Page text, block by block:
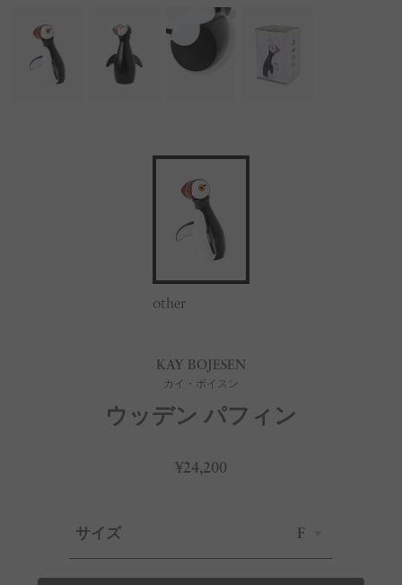
other
KAY BOJESEN
カイ・ボイスン
ウッデン パフィン
¥24,200
サイズ F